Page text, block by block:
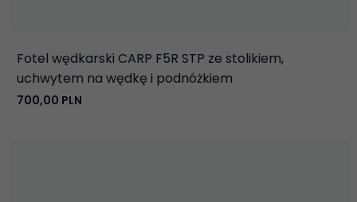
Fotel wędkarski CARP F5R STP ze stolikiem,
uchwytem na wędkę i podnóżkiem
700,00 PLN